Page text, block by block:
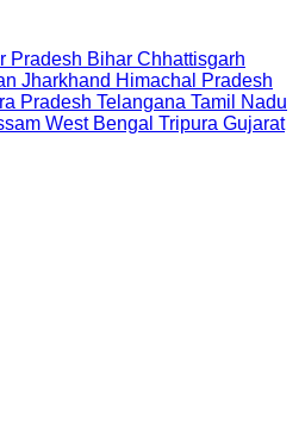
Pradesh Bihar Chhattisgarh
Jharkhand Himachal Pradesh
Pradesh Telangana Tamil Nadu
West Bengal Tripura Gujarat